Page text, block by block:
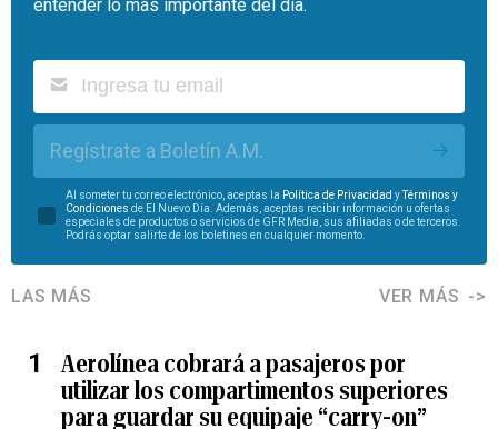
entender lo más importante del día.
Regístrate a Boletín A.M.
Al someter tu correo electrónico, aceptas la Política de Privacidad yTérminos y
Condiciones de El Nuevo Día. Además, aceptas recibir información u ofertas
especiales de productos o servicios de GFR Media, sus afiliadas o de terceros.
Podrás optar salirte de los boletines en cualquier momento.
LAS MÁS VER MÁS
Aerolínea cobrará a pasajeros por
utilizar los compartimentos superiores
para guardar su equipaje “carry-on”